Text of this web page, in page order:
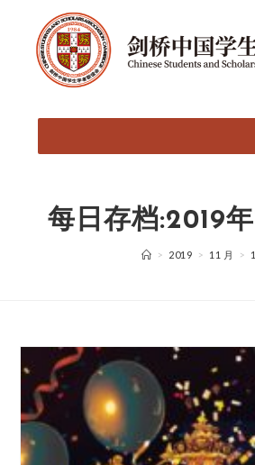
每日存档:2019年
> 2019 > 11 月 >